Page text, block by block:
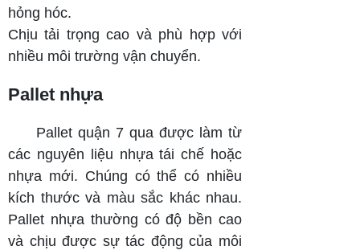
hỏng hóc.
Chịu tải trọng cao và phù hợp với
nhiều môi trường vận chuyển.
Pallet nhựa
Pallet quận 7 qua được làm từ
các nguyên liệu nhựa tái chế hoặc
nhựa mới. Chúng có thể có nhiều
kích thước và màu sắc khác nhau.
Pallet nhựa thường có độ bền cao
và chịu được sự tác động của môi